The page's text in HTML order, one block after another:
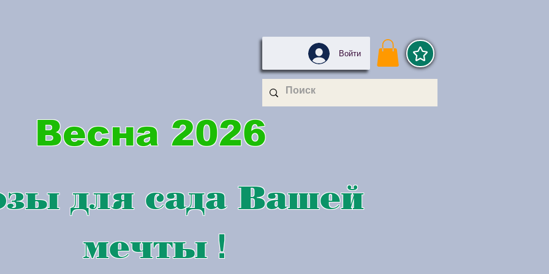
Войти
Весна 2026
для сада Вашей
мечты!